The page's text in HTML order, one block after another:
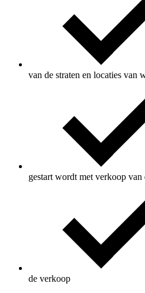
van de straten en locaties van
gestart wordt met verkoop
de verkoop